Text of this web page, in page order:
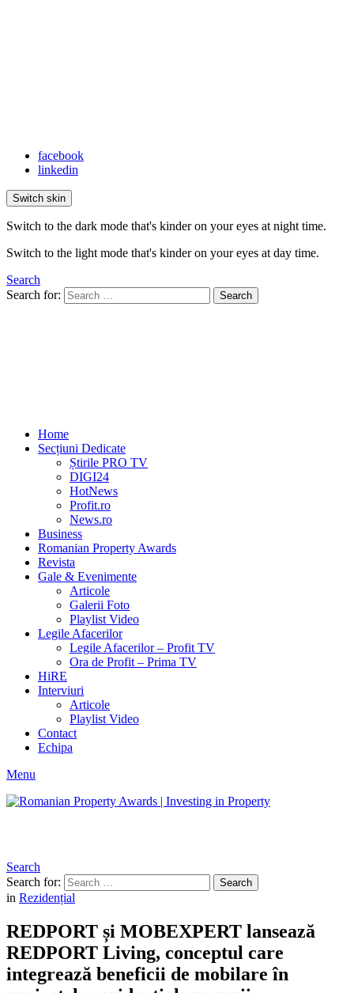
facebook
linkedin
Switch skin
Switch to the dark mode that's kinder on your eyes at night time.
Switch to the light mode that's kinder on your eyes at day time.
Search
Search for:
Search
Home
Secțiuni Dedicate
Știrile PRO TV
DIGI24
HotNews
Profit.ro
News.ro
Business
Romanian Property Awards
Revista
Gale & Evenimente
Articole
Galerii Foto
Playlist Video
Legile Afacerilor
Legile Afacerilor – Profit TV
Ora de Profit – Prima TV
HiRE
Interviuri
Articole
Playlist Video
Contact
Echipa
Menu
Search
Search for:
Search
in Rezidențial
REDPORT și MOBEXPERT lansează
REDPORT Living, conceptul care
integrează beneficii de mobilare în